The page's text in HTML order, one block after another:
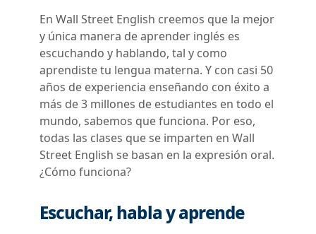
En Wall Street English creemos que la mejor
y única manera de aprender inglés es
escuchando y hablando, tal y como
aprendiste tu lengua materna. Y con casi 50
años de experiencia enseñando con éxito a
más de 3 millones de estudiantes en todo el
mundo, sabemos que funciona. Por eso,
todas las clases que se imparten en Wall
Street English se basan en la expresión oral.
¿Cómo funciona?
Escuchar, habla y aprende